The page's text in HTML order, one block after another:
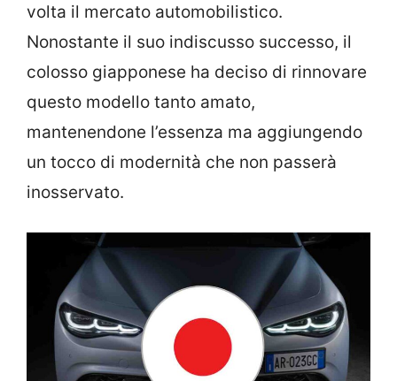
volta il mercato automobilistico.
Nonostante il suo indiscusso successo, il
colosso giapponese ha deciso di rinnovare
questo modello tanto amato,
mantenendone l’essenza ma aggiungendo
un tocco di modernità che non passerà
inosservato.